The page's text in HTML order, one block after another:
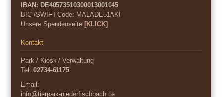
IBAN: DE40573510300013001045
BIC-/SWIFT-Code: MALADE51AKI
Unsere Spendenseite[KLICK]
Kontakt
Park / Kiosk / Verwaltung
Tel:02734-61175
Email:
info@tierpark-niederfischbach.de